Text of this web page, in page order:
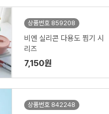
상품번호 859208
비엔 실리콘 다용도 찜기 시
리즈
7,150원
상품번호 842248